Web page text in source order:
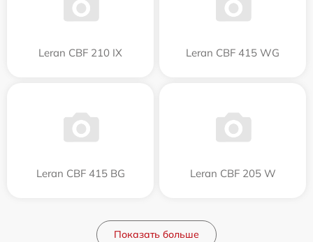
Leran CBF 210 IX Leran CBF 415 WG
Leran CBF 415 BG Leran CBF 205 W
Показать больше